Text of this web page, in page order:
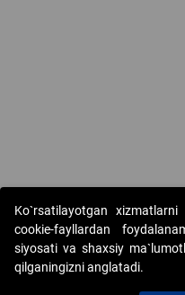
Copyright © 2017-2026.
AJ. Barcha huquqlar
Ko`rsatilayotgan
cookie-fayllardan
siyosati va shaxsiy
qilganingizni anglatadi.